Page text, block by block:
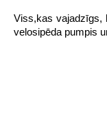
Viss,kas vajadzīgs,
velosipēda pumpis